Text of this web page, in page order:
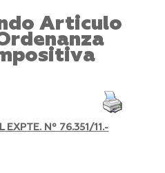
Articulo
EXPTE. Nº 76.351/11.-